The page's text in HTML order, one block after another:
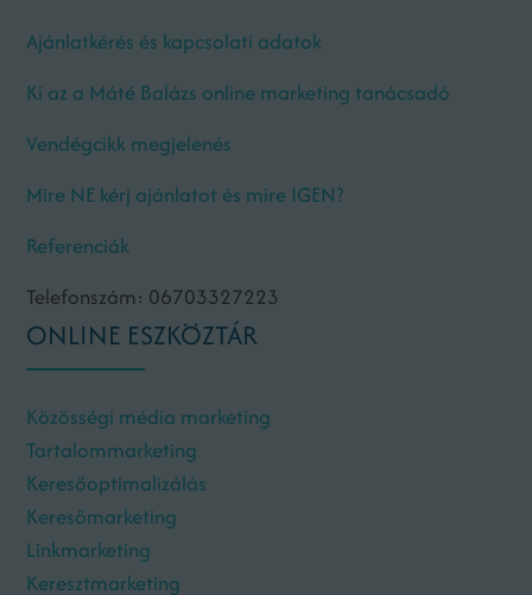
Ajánlatkérés és kapcsolati adatok
Ki az a Máté Balázs online marketing tanácsadó
Vendégcikk megjelenés
Mire NE kérj ajánlatot és mire IGEN?
Referenciák
Telefonszám: 06703327223
ONLINE ESZKÖZTÁR
Közösségi média marketing
Tartalommarketing
Keresőoptimalizálás
Keresőmarketing
Linkmarketing
Keresztmarketing